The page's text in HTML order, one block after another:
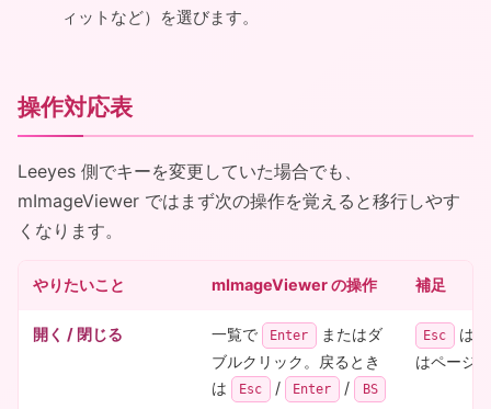
ィットなど）を選びます。
操作対応表
Leeyes 側でキーを変更していた場合でも、
mImageViewer ではまず次の操作を覚えると移行しやす
くなります。
やりたいこと mImageViewer の操作 補足
開く / 閉じる 一覧で Enter
またはダ
ブルクリック。戻るとき
は
Esc / Enter / BS
Esc
は
はページ